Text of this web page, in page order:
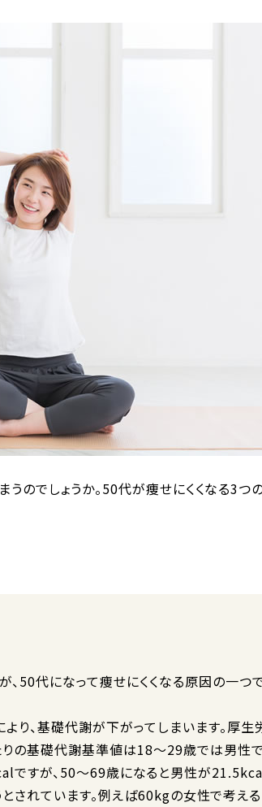
うのでしょうか。50代が痩せにくくなる3つ
、50代になって痩せにくくなる原因の一つ
り、基礎代謝が下がってしまいます。厚生
りの基礎代謝基準値は18〜29歳では男性で
すが、50〜69歳になると男性が
されています。例えば60kgの女性で考える